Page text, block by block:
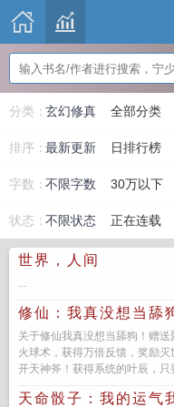
分类： 全部分类
玄幻修真
排序： 日排行榜
最新更新
字数：不限字数 30万以下
状态：不限状态 正在连载
世界，人间
...
修仙：我真没想当舔
关于修仙我真没想当舔狗！赠
火球术，获得万倍反馈，奖励
开天神斧！获得系统的叶辰，
天命骰子：我的运气